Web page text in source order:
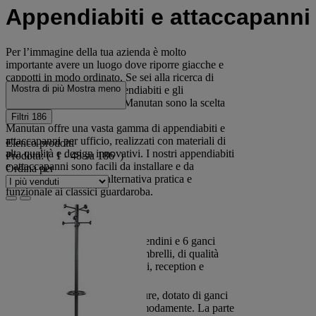
Appendiabiti e attaccapanni
Per l’immagine della tua azienda è molto
importante avere un luogo dove riporre giacche e
cappotti in modo ordinato. Se sei alla ricerca di
soluzioni efficienti, gli appendiabiti e gli
attaccapanni per ufficio di Manutan sono la scelta
ideale.
Manutan offre una vasta gamma di appendiabiti e
attaccapanni per ufficio, realizzati con materiali di
alta qualità e design innovativi. I nostri appendiabiti
e attaccapanni sono facili da installare e da
utilizzare, offrendo un'alternativa pratica e
funzionale ai classici guardaroba.
Scopri la nostra offerta:
Attaccapanni con 12 appendini e 6 ganci
portacappelli con portaombrelli, di qualità
superiore, ideale per uffici, reception e
Attaccapanni a muro Allure, dotato di ganci
per riporre i soprabiti comodamente. La parte
Mostra di più Mostra meno
Filtri 186
Elenco prodotti
Prodotti:( 1 - 48 su 186 )
Ordina per